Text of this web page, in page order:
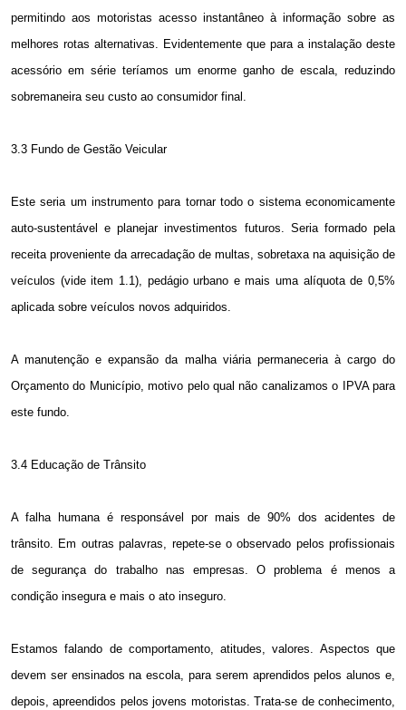
permitindo aos motoristas acesso instantâneo à informação sobre as
melhores rotas alternativas. Evidentemente que para a instalação deste
acessório em série teríamos um enorme ganho de escala, reduzindo
sobremaneira seu custo ao consumidor final.
3.3 Fundo de Gestão Veicular
Este seria um instrumento para tornar todo o sistema economicamente
auto-sustentável e planejar investimentos futuros. Seria formado pela
receita proveniente da arrecadação de multas, sobretaxa na aquisição de
veículos (vide item 1.1), pedágio urbano e mais uma alíquota de 0,5%
aplicada sobre veículos novos adquiridos.
A manutenção e expansão da malha viária permaneceria à cargo do
Orçamento do Município, motivo pelo qual não canalizamos o IPVA para
este fundo.
3.4 Educação de Trânsito
A falha humana é responsável por mais de 90% dos acidentes de
trânsito. Em outras palavras, repete-se o observado pelos profissionais
de segurança do trabalho nas empresas. O problema é menos a
condição insegura e mais o ato inseguro.
Estamos falando de comportamento, atitudes, valores. Aspectos que
devem ser ensinados na escola, para serem aprendidos pelos alunos e,
depois, apreendidos pelos jovens motoristas. Trata-se de conhecimento,